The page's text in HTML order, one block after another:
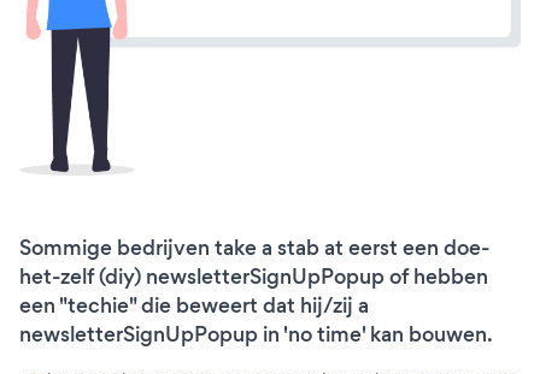
Sommige bedrijven take a stab at eerst een doe-
het-zelf (diy) newsletterSignUpPopup of hebben
een "techie" die beweert dat hij/zij a
newsletterSignUpPopup in 'no time' kan bouwen.